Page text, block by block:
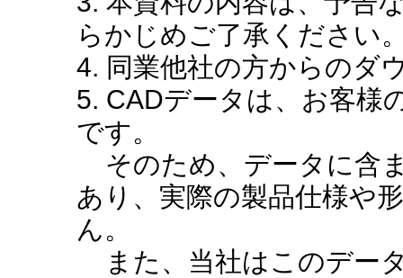
らかじめご了承ください
4. 同業他社の方からのダ
5. CADデータは、お客様
です。
そのため、データに含
あり、実際の製品仕様や
ん。
また、当社はこのデー